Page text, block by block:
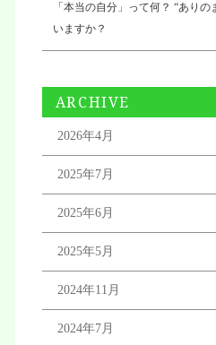
「本当の自分」って何？ “あり
いますか？
ARCHIVE
2026年4月
2025年7月
2025年6月
2025年5月
2024年11月
2024年7月